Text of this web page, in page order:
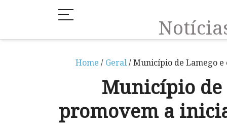
Home / Geral/ Município de Lamego e
Município de
promovem a